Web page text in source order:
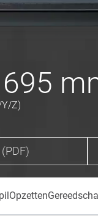
Z)
Opzetten